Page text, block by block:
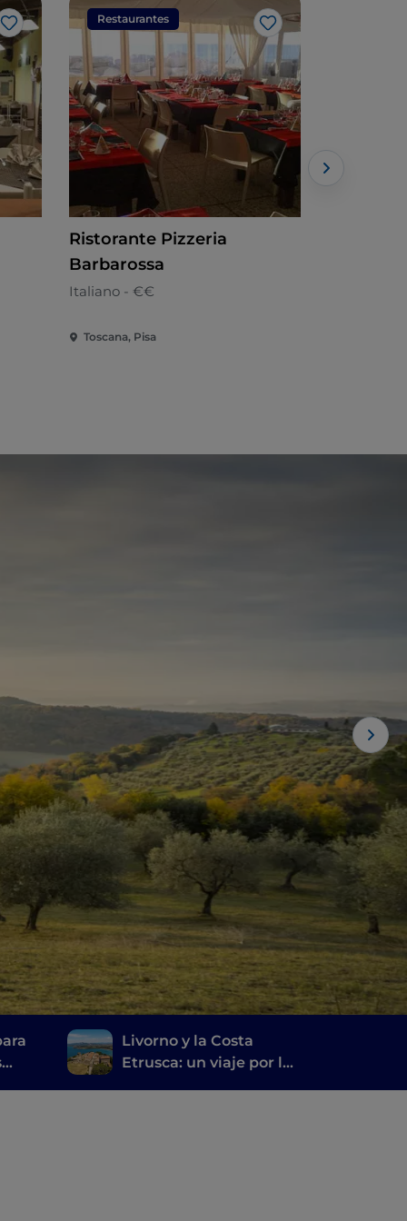
Me gusta
Restaurantes
Me gusta
Ristorante Pizzeria
Barbarossa
Italiano - €€
Toscana, Pisa
Livorno y la Costa
Etrusca: un viaje por la